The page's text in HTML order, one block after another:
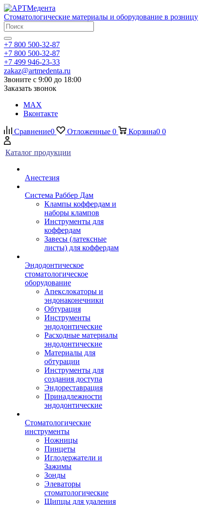
Стоматологические материалы и оборудование в розницу
+7 800 500-32-87
+7 800 500-32-87
+7 499 946-23-33
zakaz@artmedenta.ru
Звоните с 9:00 до 18:00
Заказать звонок
MAX
Вконтакте
Сравнение0 Отложенные 0 Корзина0 0
Каталог продукции
Анестезия
Система Раббер Дам
Клампы коффердам и
наборы клампов
Инструменты для
коффердам
Завесы (латексные
листы) для коффердам
Эндодонтическое
стоматологическое
оборудование
Апекслокаторы и
эндонаконечники
Обтурация
Инструменты
эндодонтические
Расходные материалы
эндодонтические
Материалы для
обтурации
Инструменты для
создания доступа
Эндореставрация
Принадлежности
эндодонтические
Стоматологические
инструменты
Ножницы
Пинцеты
Иглодержатели и
Зажимы
Зонды
Элеваторы
стоматологические
Щипцы для удаления